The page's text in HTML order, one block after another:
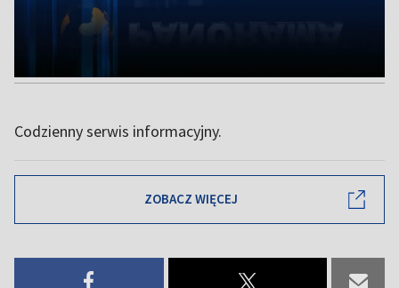
Codzienny serwis informacyjny.
ZOBACZ WIĘCEJ